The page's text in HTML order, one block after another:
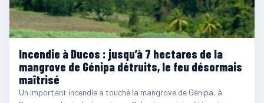
Incendie à Ducos : jusqu’à 7 hectares de la
mangrove de Génipa détruits, le feu désormais
maîtrisé
Un important incendie a touché la mangrove de Génipa, à